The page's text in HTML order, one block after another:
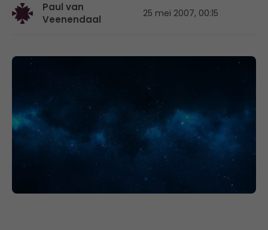
Paul van
Veenendaal
25 mei 2007, 00:15